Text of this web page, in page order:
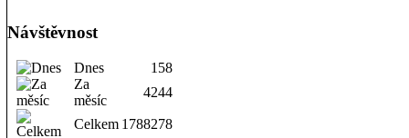
Návštěvnost
Dnes
158
Za
měsíc
4244
Celkem 1788278